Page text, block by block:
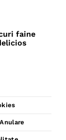
faine